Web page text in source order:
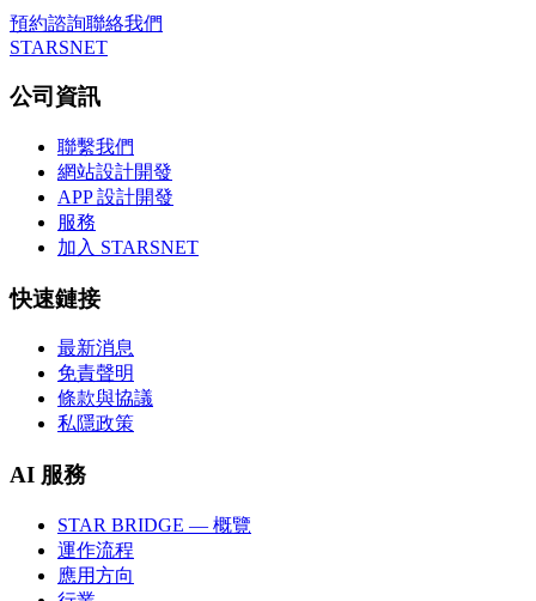
預約諮詢聯絡我們
STARSNET
公司資訊
聯繫我們
網站設計開發
APP 設計開發
服務
加入 STARSNET
快速鏈接
最新消息
免責聲明
條款與協議
私隱政策
AI 服務
STAR BRIDGE — 概覽
運作流程
應用方向